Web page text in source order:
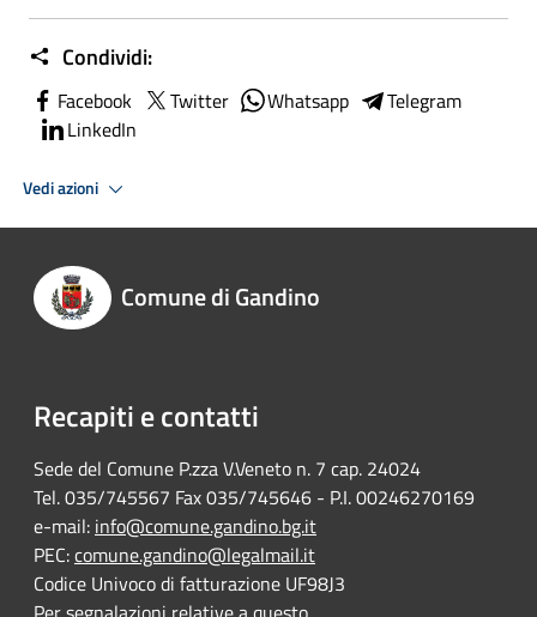
Condividi:
Facebook Twitter Whatsapp
Telegram
LinkedIn
Vedi azioni
Comune di Gandino
Recapiti e contatti
Sede del Comune P.zza V.Veneto n. 7 cap. 24024
Tel. 035/745567 Fax 035/745646 - P.I. 00246270169
e-mail: info@comune.gandino.bg.it
PEC:comune.gandino@legalmail.it
Codice Univoco di fatturazione UF98J3